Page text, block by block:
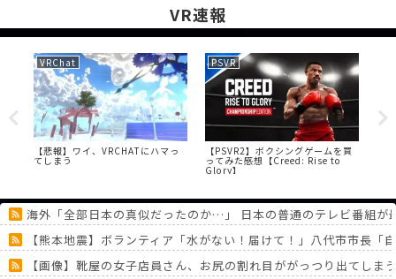
VR速報
VRChat
【悲報】ワイ、VRCHATにハマっ
てしまう
PSVR
【PSVR2】ボクシングゲームを買
ってみた感想【Creed: Rise to
Glory】
海外「全部日本の真似だったのか…」 日本の普通のテレビ番組が
【熊本地震】ボランティア「水がない！届けて！」八代市市長「
【画像】靴屋の女子店員さん、お尻の割れ目ががっつり出てしま